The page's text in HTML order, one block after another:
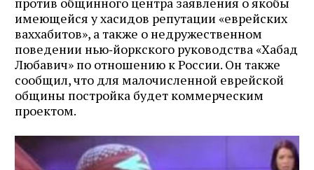
имеющейся у хасидов репутации «еврейских
ваххабитов», а также о недружественном
поведении нью‑йоркского руководства «Хабад
Любавич» по отношению к России. Он также
сообщил, что для малочисленной еврейской
общины постройка будет коммерческим
проектом.